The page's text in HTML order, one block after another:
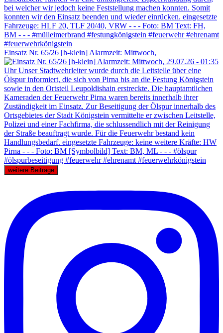
Einsatz Nr. 65/26 [h-klein] Alarmzeit: Mittwoch,
weitere Beiträge